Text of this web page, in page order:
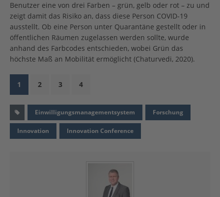
Benutzer eine von drei Farben – grün, gelb oder rot – zu und
zeigt damit das Risiko an, dass diese Person COVID-19
ausstellt. Ob eine Person unter Quarantäne gestellt oder in
öffentlichen Räumen zugelassen werden sollte, wurde
anhand des Farbcodes entschieden, wobei Grün das
höchste Maß an Mobilität ermöglicht (Chaturvedi, 2020).
1 2 3 4
Einwilligungsmanagementsystem Forschung
Innovation Innovation Conference